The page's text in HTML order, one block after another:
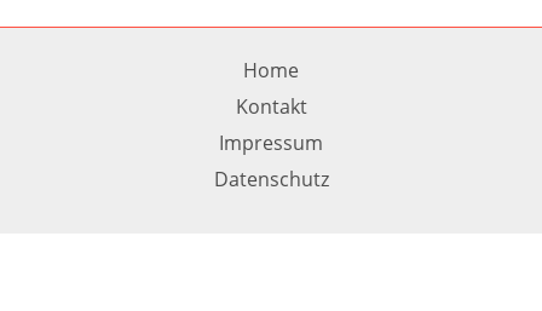
Home
Kontakt
Impressum
Datenschutz